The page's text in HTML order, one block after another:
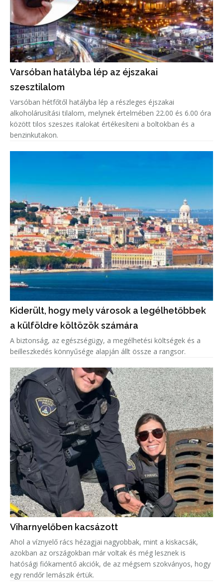
Varsóban hatályba lép az éjszakai
szesztilalom
Varsóban hétfőtől hatályba lép a részleges éjszakai
alkoholárusítási tilalom, melynek értelmében 22.00 és 6.00 óra
között tilos szeszes italokat értékesíteni a boltokban és a
benzinkutakon.
Kiderült, hogy mely városok a legélhetőbbek
a külföldre költözök számára
A biztonság, az egészségügy, a megélhetési költségek és a
beilleszkedés könnyűsége alapján állt össze a rangsor.
Viharnyelőben kacsázott
Ahol a víznyelő rács hézagjai nagyobbak, mint a kiskacsák,
azokban az országokban már voltak és még lesznek is
hatósági fiókamentő akciók, de az mégsem szokványos, hogy
egy rendőr lemászik értük.